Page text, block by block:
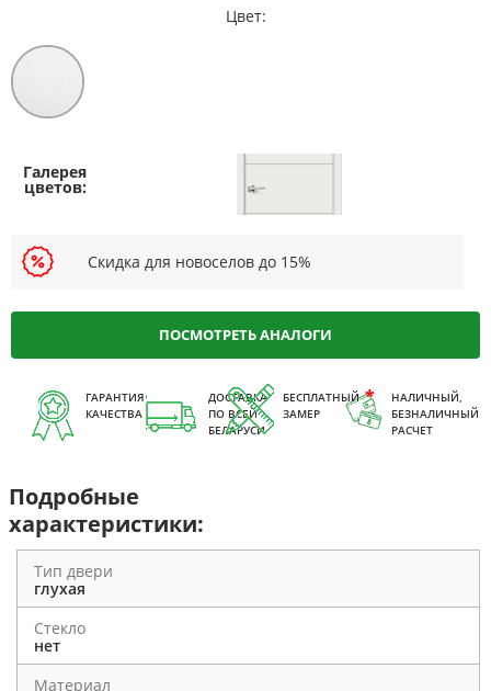
Цвет:
Скидка для новоселов до 15%
ПОСМОТРЕТЬ АНАЛОГИ
ГАРАНТИЯ
КАЧЕСТВА
ДОСТАВКА
ПО ВСЕЙ
БЕЛАРУСИ
БЕСПЛАТНЫЙ
ЗАМЕР
НАЛИЧНЫЙ,
БЕЗНАЛИЧНЫЙ
РАСЧЕТ
Подробные
характеристики:
Тип двери
глухая
Стекло
нет
Материал